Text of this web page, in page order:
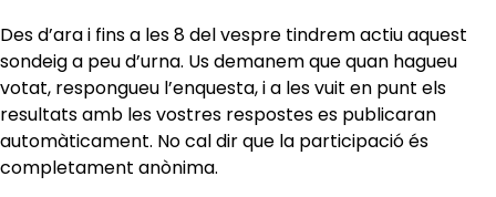
Des d’ara i fins a les 8 del vespre tindrem actiu aquest
sondeig a peu d’urna. Us demanem que quan hagueu
votat, respongueu l’enquesta, i a les vuit en punt els
resultats amb les vostres respostes es publicaran
automàticament. No cal dir que la participació és
completament anònima.